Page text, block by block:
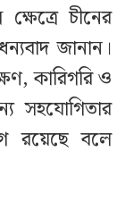
ক্ষেত্রে চীনের
জানান।
কারিগরি ও
সহযোগিতার
রয়েছে বলে